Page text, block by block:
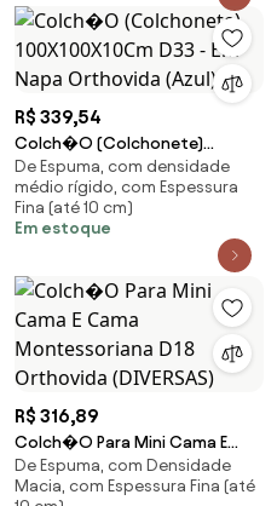
R$ 339,54
Colch�O (Colchonete)
100X100X10Cm D33 - Em Napa
Orthovida (Azul)
De Espuma, com densidade
médio rígido, com Espessura
Fina (até 10 cm)
Em estoque
R$ 316,89
Colch�O Para Mini Cama E
Cama Montessoriana D18
Orthovida (DIVERSAS)
De Espuma, com Densidade
Macia, com Espessura Fina (até